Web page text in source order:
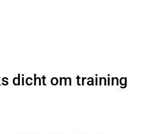
dicht om training